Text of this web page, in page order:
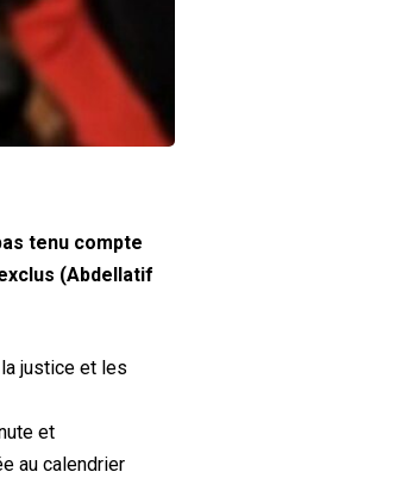
tenu compte
(Abdellatif
justice et les
et
au calendrier